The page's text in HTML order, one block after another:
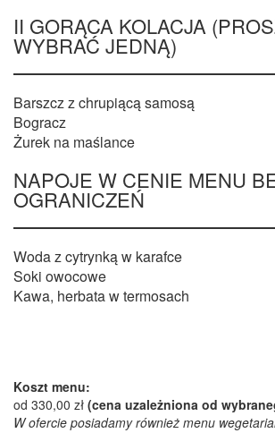
II GORĄCA KOLACJA
WYBRAĆ JEDNĄ)
Barszcz z chrupiącą samosą
Bogracz
Żurek na maślance
NAPOJE W CENIE MENU
OGRANICZEŃ
Woda z cytrynką w karafce
Soki owocowe
Kawa, herbata w termosach
Koszt menu:
od 330,00 zł (cena uzależniona od
W ofercie posiadamy również menu